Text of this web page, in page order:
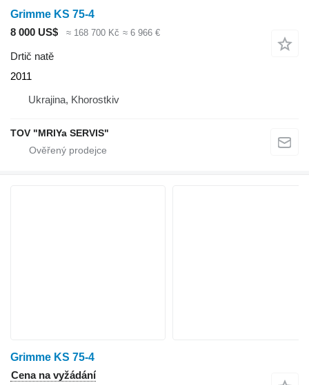
Grimme KS 75-4
8 000 US$
≈ 168 700 Kč ≈ 6 966 €
Drtič natě
2011
Ukrajina, Khorostkiv
TOV "MRIYa SERVIS"
Grimme KS 75-4
Cena na vyžádání